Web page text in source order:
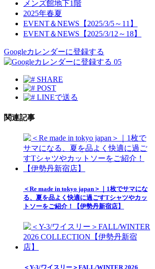
メンズ館地下1階
2025年春夏
EVENT＆NEWS【2025/3/5～11】
EVENT＆NEWS【2025/3/12～18】
Googleカレンダーに登録する
05
SHARE
POST
LINEで送る
関連記事
＜Re made in tokyo japan＞｜1枚でサマにな
る、夏を品よく快適に過ごすTシャツやカッ
トソーをご紹介！【伊勢丹新宿店】
＜Y-3/ワイスリー＞FALL/WINTER 2026